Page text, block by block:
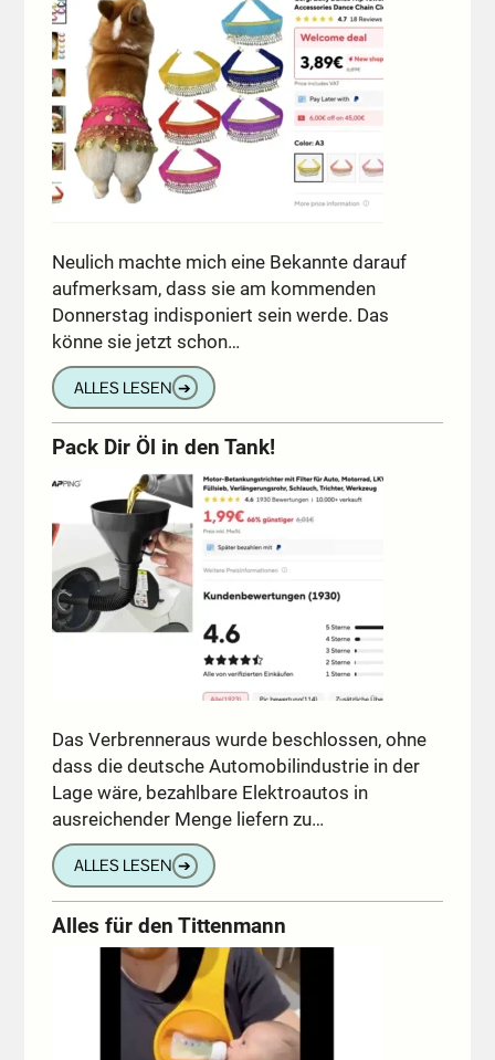
Neulich machte mich eine Bekannte darauf
aufmerksam, dass sie am kommenden
Donnerstag indisponiert sein werde. Das
könne sie jetzt schon…
ALLES LESEN ➔
Pack Dir Öl in den Tank!
Das Verbrenneraus wurde beschlossen, ohne
dass die deutsche Automobilindustrie in der
Lage wäre, bezahlbare Elektroautos in
ausreichender Menge liefern zu…
ALLES LESEN ➔
Alles für den Tittenmann